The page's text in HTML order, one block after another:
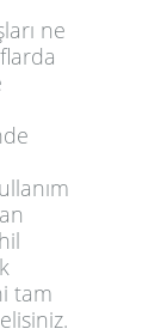
ne
tam